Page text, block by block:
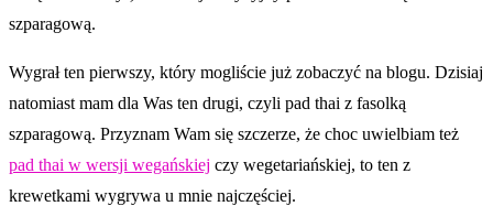
szparagową.
Wygrał ten pierwszy, który mogliście już zobaczyć na blogu. Dzisiaj
natomiast mam dla Was ten drugi, czyli pad thai z fasolką
szparagową. Przyznam Wam się szczerze, że choc uwielbiam też
pad thai w wersji wegańskiej czy wegetariańskiej, to ten z
krewetkami wygrywa u mnie najczęściej.